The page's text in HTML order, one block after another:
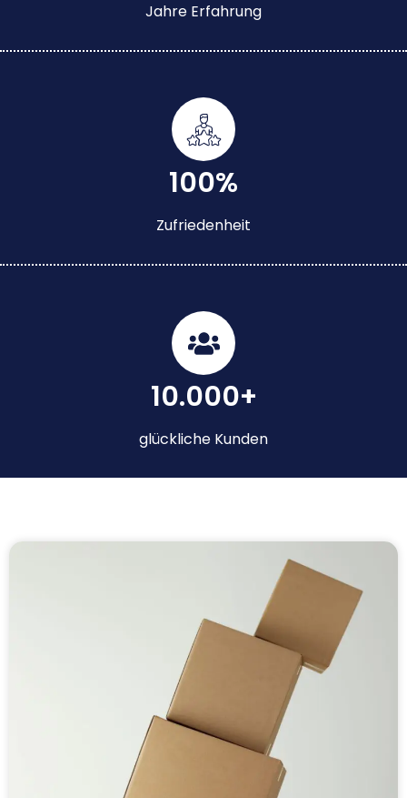
Jahre Erfahrung
100%
Zufriedenheit
10.000+
glückliche Kunden